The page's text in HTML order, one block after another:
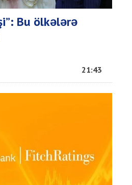
Bu ölkələrə
21:43